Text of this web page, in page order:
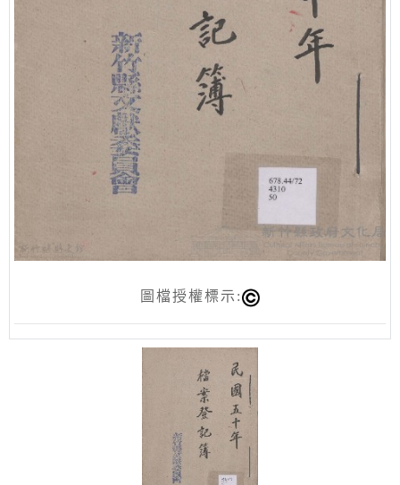
圖檔授權標示: